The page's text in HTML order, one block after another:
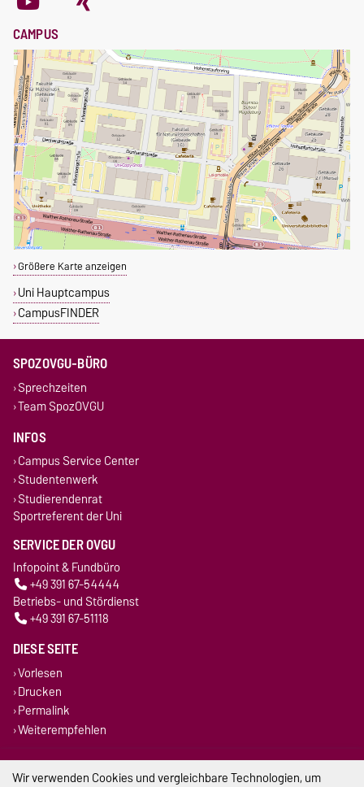
CAMPUS
Größere Karte anzeigen
Uni Hauptcampus
CampusFINDER
SPOZOVGU-BÜRO
Sprechzeiten
Team SpozOVGU
INFOS
Campus Service Center
Studentenwerk
Studierendenrat
Sportreferent der Uni
SERVICE DER OVGU
Infopoint & Fundbüro
+49 391 67-54444
Betriebs- und Stördienst
+49 391 67-51118
DIESE SEITE
Vorlesen
Drucken
Permalink
Weiterempfehlen
Impressum
Wir verwenden Cookies und vergleichbare Technologien, um